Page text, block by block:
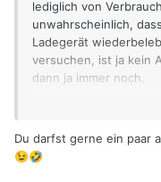
lediglich von
unwahrscheinlich,
Ladegerät
versuchen, ist ja kein
dann ja immer noch.
Du darfst gerne ein paar
😉🤣